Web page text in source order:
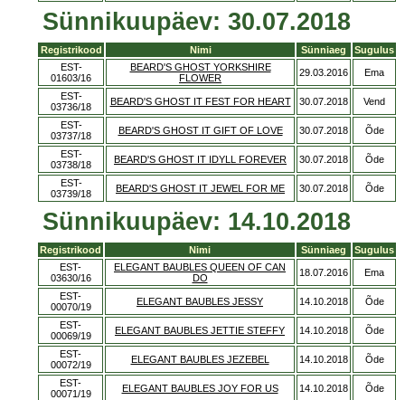
Sünnikuupäev: 30.07.2018
Registrikood Nimi Sünniaeg
Sugulus
EST-
01603/16
BEARD'S GHOST YORKSHIRE
FLOWER
29.03.2016 Ema
EST-
03736/18
BEARD'S GHOST IT FEST FOR HEART 30.07.2018 Vend
EST-
03737/18
BEARD'S GHOST IT GIFT OF LOVE 30.07.2018 Õde
EST-
03738/18
BEARD'S GHOST IT IDYLL FOREVER 30.07.2018 Õde
EST-
03739/18
BEARD'S GHOST IT JEWEL FOR ME 30.07.2018 Õde
Sünnikuupäev: 14.10.2018
Registrikood Nimi Sünniaeg
Sugulus
EST-
03630/16
ELEGANT BAUBLES QUEEN OF CAN
DO
18.07.2016 Ema
EST-
00070/19
ELEGANT BAUBLES JESSY 14.10.2018 Õde
EST-
00069/19
ELEGANT BAUBLES JETTIE STEFFY 14.10.2018 Õde
EST-
00072/19
ELEGANT BAUBLES JEZEBEL 14.10.2018 Õde
EST-
00071/19
ELEGANT BAUBLES JOY FOR US 14.10.2018 Õde